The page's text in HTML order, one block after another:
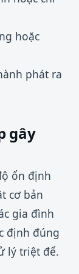
hoặc
phát ra
gây
ổn định
cơ bản
gia đình
định đúng
lý triệt để.